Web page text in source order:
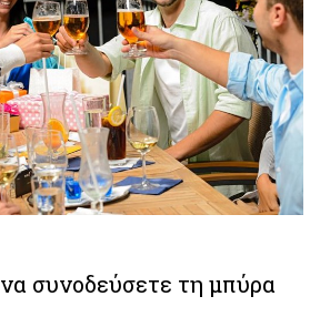
να συνοδεύσετε τη μπύρα